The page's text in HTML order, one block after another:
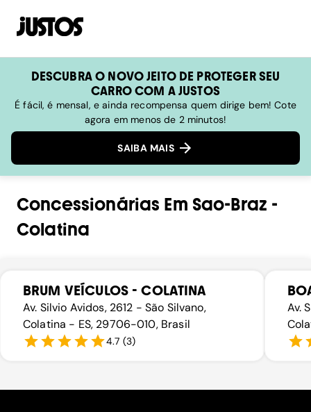
DESCUBRA O NOVO JEITO DE PROTEGER SEU
CARRO COM A JUSTOS
É fácil, é mensal, e ainda recompensa quem dirige bem! Cote
agora em menos de 2 minutos!
SAIBA MAIS
Concessionárias Em Sao-Braz -
Colatina
BRUM VEÍCULOS - COLATINA
Av. Silvio Avidos, 2612 - São Silvano,
Colatina - ES, 29706-010, Brasil
4.7 (3)
Av.